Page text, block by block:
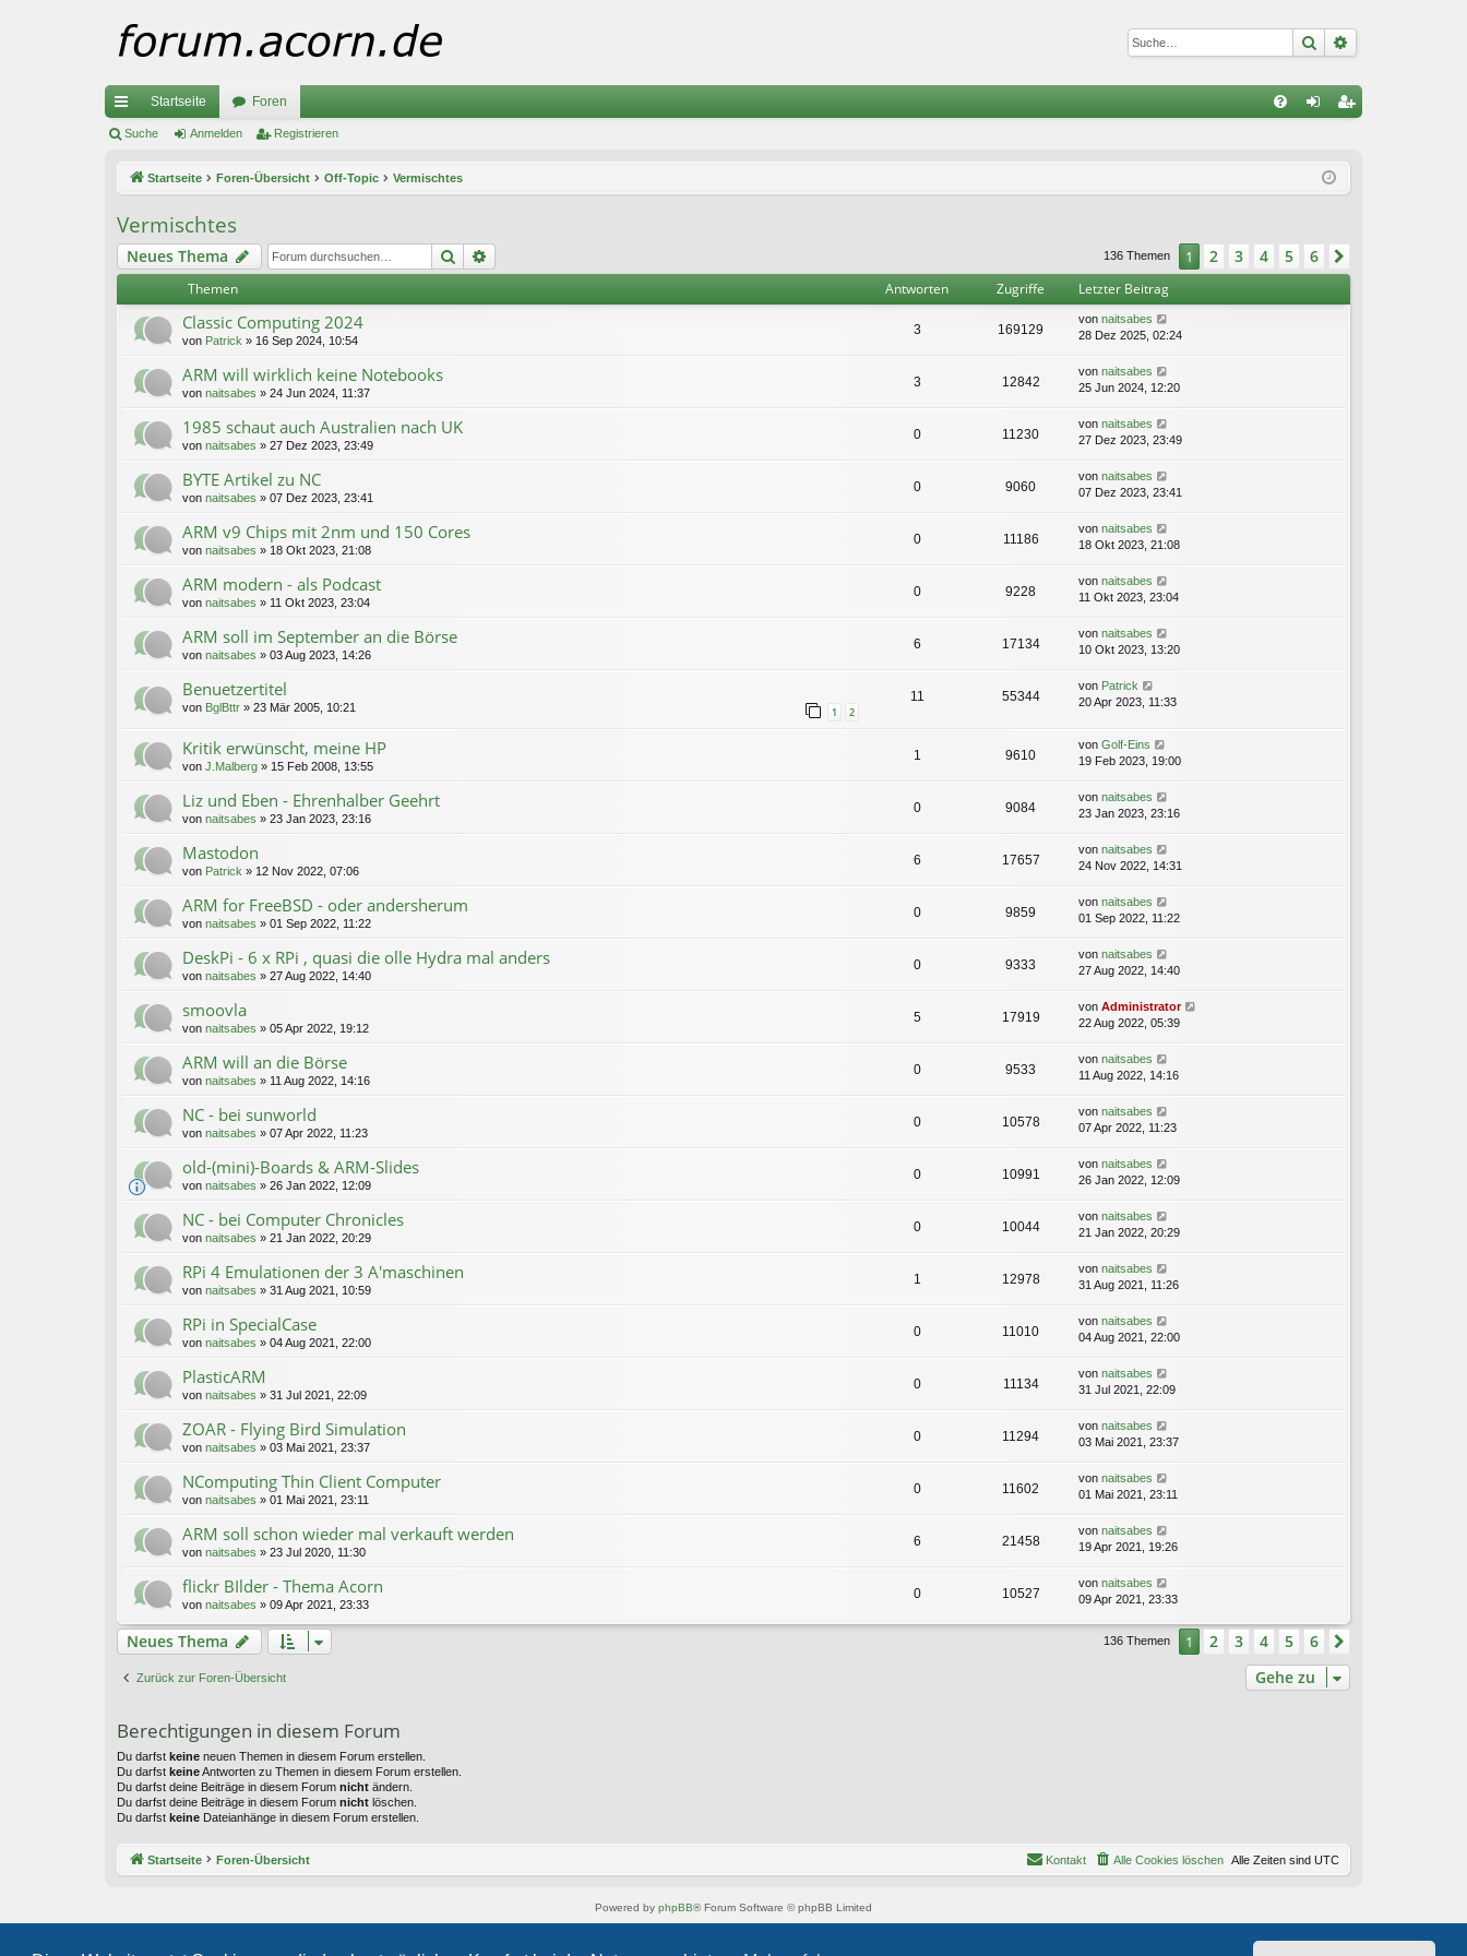
Suche
ch
ug
riff
Startseite Foren
n
ist
Suche Anmelden Registrieren
Startseite Foren-Übersicht Off-Topic Vermischtes
Vermischtes
Neues Thema Suche 136 Themen 1 2 3 4 5 6
Themen Antworten Zugriffe Letzter Beitrag
Classic Computing 2024
von Patrick » 16 Sep 2024, 10:54
3 169129
von naitsabes
28 Dez 2025, 02:24
ARM will wirklich keine Notebooks
von naitsabes » 24 Jun 2024, 11:37
3 12842
von naitsabes
25 Jun 2024, 12:20
1985 schaut auch Australien nach UK
von naitsabes » 27 Dez 2023, 23:49
0 11230
von naitsabes
27 Dez 2023, 23:49
BYTE Artikel zu NC
von naitsabes » 07 Dez 2023, 23:41
0 9060
von naitsabes
07 Dez 2023, 23:41
ARM v9 Chips mit 2nm und 150 Cores
von naitsabes » 18 Okt 2023, 21:08
0 11186
von naitsabes
18 Okt 2023, 21:08
ARM modern - als Podcast
von naitsabes » 11 Okt 2023, 23:04
0 9228
von naitsabes
11 Okt 2023, 23:04
ARM soll im September an die Börse
von naitsabes » 03 Aug 2023, 14:26
6 17134
von naitsabes
10 Okt 2023, 13:20
Benuetzertitel
von BglBttr » 23 Mär 2005, 10:21 1 2
11 55344
von Patrick
20 Apr 2023, 11:33
Kritik erwünscht, meine HP
von J.Malberg » 15 Feb 2008, 13:55
1 9610
von Golf-Eins
19 Feb 2023, 19:00
Liz und Eben - Ehrenhalber Geehrt
von naitsabes » 23 Jan 2023, 23:16
0 9084
von naitsabes
23 Jan 2023, 23:16
Mastodon
von Patrick » 12 Nov 2022, 07:06
6 17657
von naitsabes
24 Nov 2022, 14:31
ARM for FreeBSD - oder andersherum
von naitsabes » 01 Sep 2022, 11:22
0 9859
von naitsabes
01 Sep 2022, 11:22
DeskPi - 6 x RPi , quasi die olle Hydra mal anders
von naitsabes » 27 Aug 2022, 14:40
0 9333
von naitsabes
27 Aug 2022, 14:40
smoovla
von naitsabes » 05 Apr 2022, 19:12
5 17919
von Administrator
22 Aug 2022, 05:39
ARM will an die Börse
von naitsabes » 11 Aug 2022, 14:16
0 9533
von naitsabes
11 Aug 2022, 14:16
NC - bei sunworld
von naitsabes » 07 Apr 2022, 11:23
0 10578
von naitsabes
07 Apr 2022, 11:23
old-(mini)-Boards & ARM-Slides
von naitsabes » 26 Jan 2022, 12:09
0 10991
von naitsabes
26 Jan 2022, 12:09
NC - bei Computer Chronicles
von naitsabes » 21 Jan 2022, 20:29
0 10044
von naitsabes
21 Jan 2022, 20:29
RPi 4 Emulationen der 3 A'maschinen
von naitsabes » 31 Aug 2021, 10:59
1 12978
von naitsabes
31 Aug 2021, 11:26
RPi in SpecialCase
von naitsabes » 04 Aug 2021, 22:00
0 11010
von naitsabes
04 Aug 2021, 22:00
PlasticARM
von naitsabes » 31 Jul 2021, 22:09
0 11134
von naitsabes
31 Jul 2021, 22:09
ZOAR - Flying Bird Simulation
von naitsabes » 03 Mai 2021, 23:37
0 11294
von naitsabes
03 Mai 2021, 23:37
NComputing Thin Client Computer
von naitsabes » 01 Mai 2021, 23:11
0 11602
von naitsabes
01 Mai 2021, 23:11
ARM soll schon wieder mal verkauft werden
von naitsabes » 23 Jul 2020, 11:30
6 21458
von naitsabes
19 Apr 2021, 19:26
flickr BIlder - Thema Acorn
von naitsabes » 09 Apr 2021, 23:33
0 10527
von naitsabes
09 Apr 2021, 23:33
Neues Thema 136 Themen 1 2 3 4 5 6
Zurück zur Foren-Übersicht Gehe zu
Berechtigungen in diesem Forum
Du darfst keine neuen Themen in diesem Forum erstellen.
Du darfst keineAntworten zu Themen in diesem Forum erstellen.
Du darfst deine Beiträge in diesem Forum nicht ändern.
Du darfst deine Beiträge in diesem Forum nicht löschen.
Du darfst keine Dateianhänge in diesem Forum erstellen.
Startseite Foren-Übersicht Alle Zeiten sind UTC
Alle Cookies löschen
Kontakt
Powered by phpBB® Forum Software © phpBB Limited
Style vonArty- phpBB 3.3 von MrGaby